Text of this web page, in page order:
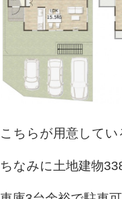
こちらが用意して
ちなみに土地建物